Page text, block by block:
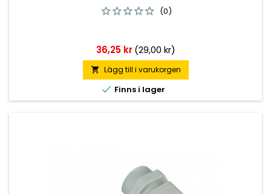
(0)
Pris
36,25 kr (29,00 kr)
 Lägg till i varukorgen
 Finns i lager